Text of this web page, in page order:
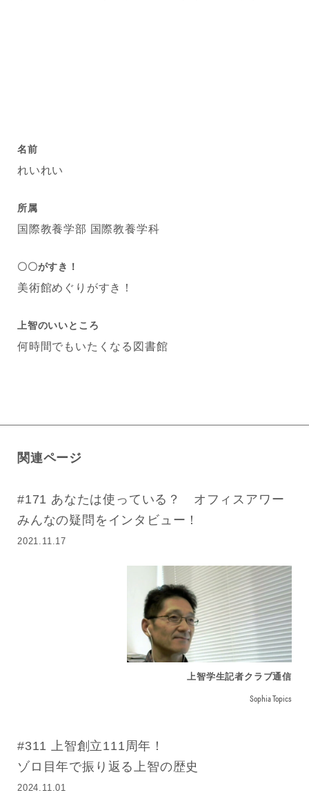
名前
れいれい
所属
国際教養学部 国際教養学科
〇〇がすき！
美術館めぐりがすき！
上智のいいところ
何時間でもいたくなる図書館
関連ページ
上智学生記者クラブ通信
Sophia Topics
#171 あなたは使っている？ オフィスアワー
みんなの疑問をインタビュー！
2021.11.17
#311 上智創立111周年！
ゾロ目年で振り返る上智の歴史
2024.11.01